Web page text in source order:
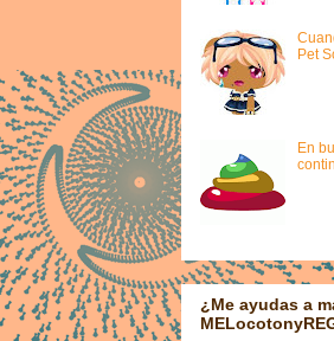
Pet
En
¿Me ayudas a